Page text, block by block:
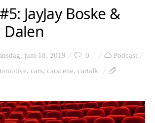
JayJay Boske &
Dalen
juni 18, 2019 0
Podcast
, cars, carscene, cartalk